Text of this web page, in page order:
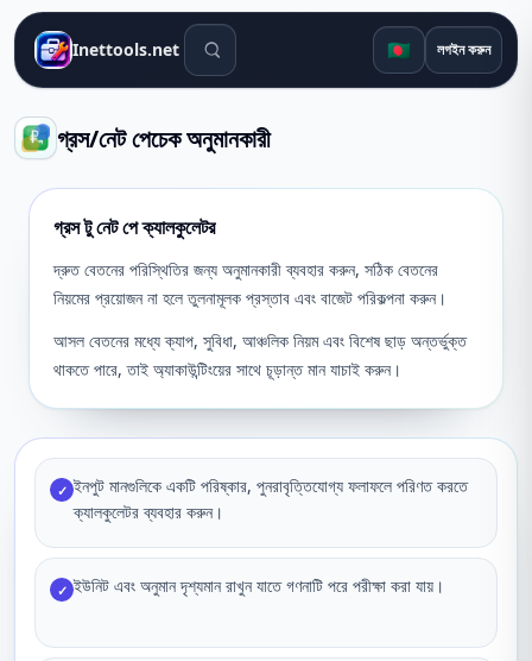
Inettools.net সার্চ টুলস 🇧🇩 লগইন করুন
গ্রস/নেট পেচেক অনুমানকারী
গ্রস টু নেট পে ক্যালকুলেটর
দ্রুত বেতনের পরিস্থিতির জন্য অনুমানকারী ব্যবহার করুন, সঠিক বেতনের
নিয়মের প্রয়োজন না হলে তুলনামূলক প্রস্তাব এবং বাজেট পরিকল্পনা করুন।
আসল বেতনের মধ্যে ক্যাপ, সুবিধা, আঞ্চলিক নিয়ম এবং বিশেষ ছাড় অন্তর্ভুক্ত
থাকতে পারে, তাই অ্যাকাউন্টিংয়ের সাথে চূড়ান্ত মান যাচাই করুন।
✓ ইনপুট মানগুলিকে একটি পরিষ্কার, পুনরাবৃত্তিযোগ্য ফলাফলে পরিণত করতে
ক্যালকুলেটর ব্যবহার করুন।
✓ ইউনিট এবং অনুমান দৃশ্যমান রাখুন যাতে গণনাটি পরে পরীক্ষা করা যায়।